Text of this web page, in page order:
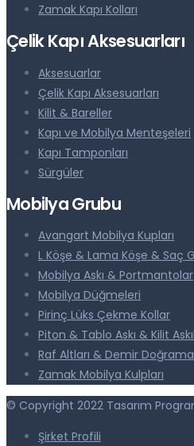
Zamak Kapı Kolları
Çelik Kapı Aksesuarları
Aksesuarlar
Çelik Kapı Aksesuarları
Kilit & Bareller
Kapı ve Mobilya Menteşeleri
Kapı Tamponları
Sürgüler
Mobilya Grubu
Avangart Mobilya Kupları
L Köşe & Lama Köşe & Saç
Mobilya Askı & Portmantolar
Mobilya Düğmeleri
Pirinç Lüks Çekme Kollar
Piton & Tablo Askı & Kilit
Raf Altları & Demir
Zamak Mobilya Kulpları
© Copyright 2022 Tasarım
Şirket Profili